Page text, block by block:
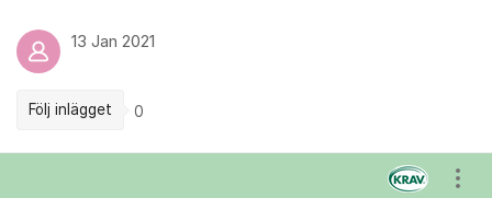
13 Jan 2021
Följ inlägget 0